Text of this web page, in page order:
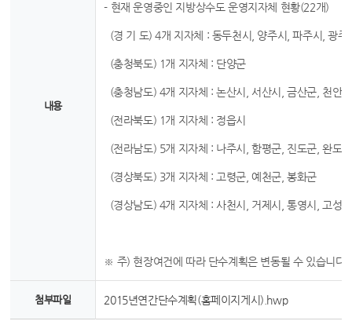
내용
- 현재 운영중인 지방상수도 운영지자체 현황(22개)
(경 기 도) 4개 지자체 : 동두천시, 양주시, 파주시, 광주
(충청북도) 1개 지자체 : 단양군
(충청남도) 4개 지자체 : 논산시, 서산시, 금산군, 천안
(전라북도) 1개 지자체 : 정읍시
(전라남도) 5개 지자체 : 나주시, 함평군, 진도군, 완도
(경상북도) 3개 지자체 : 고령군, 예천군, 봉화군
(경상남도) 4개 지자체 : 사천시, 거제시, 통영시, 고성군
※ 주) 현장여건에 따라 단수계획은 변동될 수 있습니다.
첨부파일 2015년연간단수계획(홈페이지게시).hwp